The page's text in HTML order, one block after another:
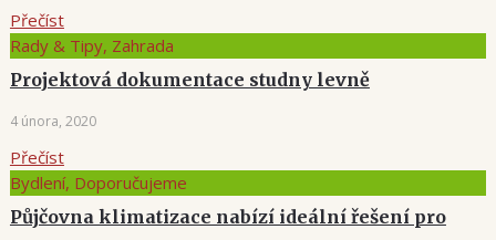
Přečíst
Rady & Tipy, Zahrada
Projektová dokumentace studny levně
4 února, 2020
Přečíst
Bydlení, Doporučujeme
Půjčovna klimatizace nabízí ideální řešení pro